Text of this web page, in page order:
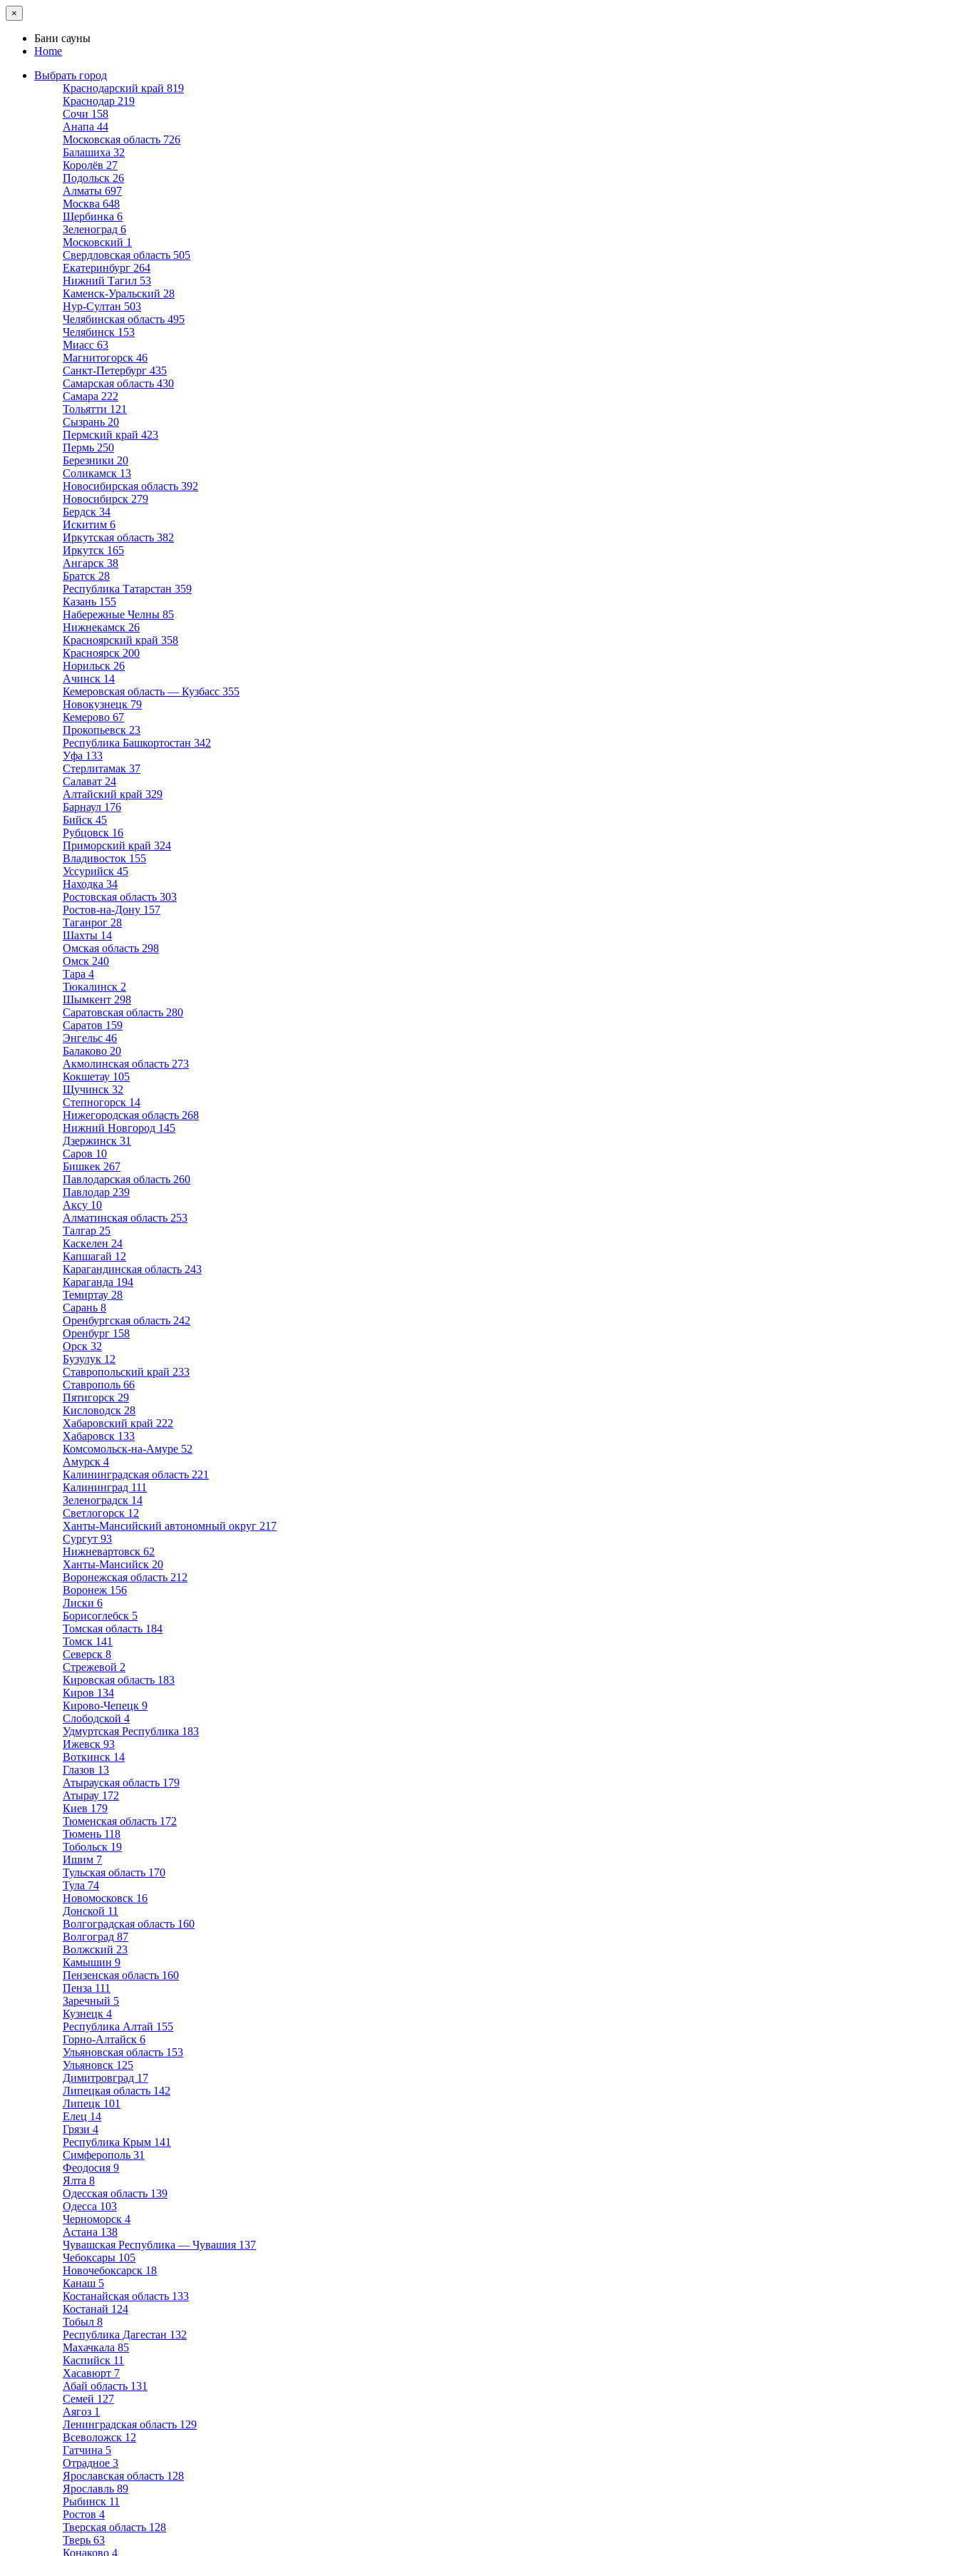
×
Бани сауны
Home
Выбрать город
Краснодарский край 819
Краснодар 219
Сочи 158
Анапа 44
Московская область 726
Балашиха 32
Королёв 27
Подольск 26
Алматы 697
Москва 648
Щербинка 6
Зеленоград 6
Московский 1
Свердловская область 505
Екатеринбург 264
Нижний Тагил 53
Каменск-Уральский 28
Нур-Султан 503
Челябинская область 495
Челябинск 153
Миасс 63
Магнитогорск 46
Санкт-Петербург 435
Самарская область 430
Самара 222
Тольятти 121
Сызрань 20
Пермский край 423
Пермь 250
Березники 20
Соликамск 13
Новосибирская область 392
Новосибирск 279
Бердск 34
Искитим 6
Иркутская область 382
Иркутск 165
Ангарск 38
Братск 28
Республика Татарстан 359
Казань 155
Набережные Челны 85
Нижнекамск 26
Красноярский край 358
Красноярск 200
Норильск 26
Ачинск 14
Кемеровская область — Кузбасс 355
Новокузнецк 79
Кемерово 67
Прокопьевск 23
Республика Башкортостан 342
Уфа 133
Стерлитамак 37
Салават 24
Алтайский край 329
Барнаул 176
Бийск 45
Рубцовск 16
Приморский край 324
Владивосток 155
Уссурийск 45
Находка 34
Ростовская область 303
Ростов-на-Дону 157
Таганрог 28
Шахты 14
Омская область 298
Омск 240
Тара 4
Тюкалинск 2
Шымкент 298
Саратовская область 280
Саратов 159
Энгельс 46
Балаково 20
Акмолинская область 273
Кокшетау 105
Щучинск 32
Степногорск 14
Нижегородская область 268
Нижний Новгород 145
Дзержинск 31
Саров 10
Бишкек 267
Павлодарская область 260
Павлодар 239
Аксу 10
Алматинская область 253
Талгар 25
Каскелен 24
Капшагай 12
Карагандинская область 243
Караганда 194
Темиртау 28
Сарань 8
Оренбургская область 242
Оренбург 158
Орск 32
Бузулук 12
Ставропольский край 233
Ставрополь 66
Пятигорск 29
Кисловодск 28
Хабаровский край 222
Хабаровск 133
Комсомольск-на-Амуре 52
Амурск 4
Калининградская область 221
Калининград 111
Зеленоградск 14
Светлогорск 12
Ханты-Мансийский автономный округ 217
Сургут 93
Нижневартовск 62
Ханты-Мансийск 20
Воронежская область 212
Воронеж 156
Лиски 6
Борисоглебск 5
Томская область 184
Томск 141
Северск 8
Стрежевой 2
Кировская область 183
Киров 134
Кирово-Чепецк 9
Слободской 4
Удмуртская Республика 183
Ижевск 93
Воткинск 14
Глазов 13
Атырауская область 179
Атырау 172
Киев 179
Тюменская область 172
Тюмень 118
Тобольск 19
Ишим 7
Тульская область 170
Тула 74
Новомосковск 16
Донской 11
Волгоградская область 160
Волгоград 87
Волжский 23
Камышин 9
Пензенская область 160
Пенза 111
Заречный 5
Кузнецк 4
Республика Алтай 155
Горно-Алтайск 6
Ульяновская область 153
Ульяновск 125
Димитровград 17
Липецкая область 142
Липецк 101
Елец 14
Грязи 4
Республика Крым 141
Симферополь 31
Феодосия 9
Ялта 8
Одесская область 139
Одесса 103
Черноморск 4
Астана 138
Чувашская Республика — Чувашия 137
Чебоксары 105
Новочебоксарск 18
Канаш 5
Костанайская область 133
Костанай 124
Тобыл 8
Республика Дагестан 132
Махачкала 85
Каспийск 11
Хасавюрт 7
Абай область 131
Семей 127
Аягоз 1
Ленинградская область 129
Всеволожск 12
Гатчина 5
Отрадное 3
Ярославская область 128
Ярославль 89
Рыбинск 11
Ростов 4
Тверская область 128
Тверь 63
Конаково 4